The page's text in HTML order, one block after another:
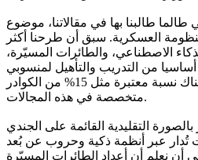
طالما طالبنا بها في مقالاتنا، موضوع
العسكرية. سبق أن طرحنا أكثر
الاصطناعي، والطائرات المسيّرة،
أساسيا من التدريب والتأهيل لمنسوبي
الوزارة، وأن تكون هناك نسبة معتبرة مثل 15%؜ من الكوادر
متخصصة في هذه المجالات.
التقليدية القائمة على الجندي
تُدار عبر أنظمة ذكية وحروب عن بُعد
أن نعلم أن أعداد الطائرات المسيّرة